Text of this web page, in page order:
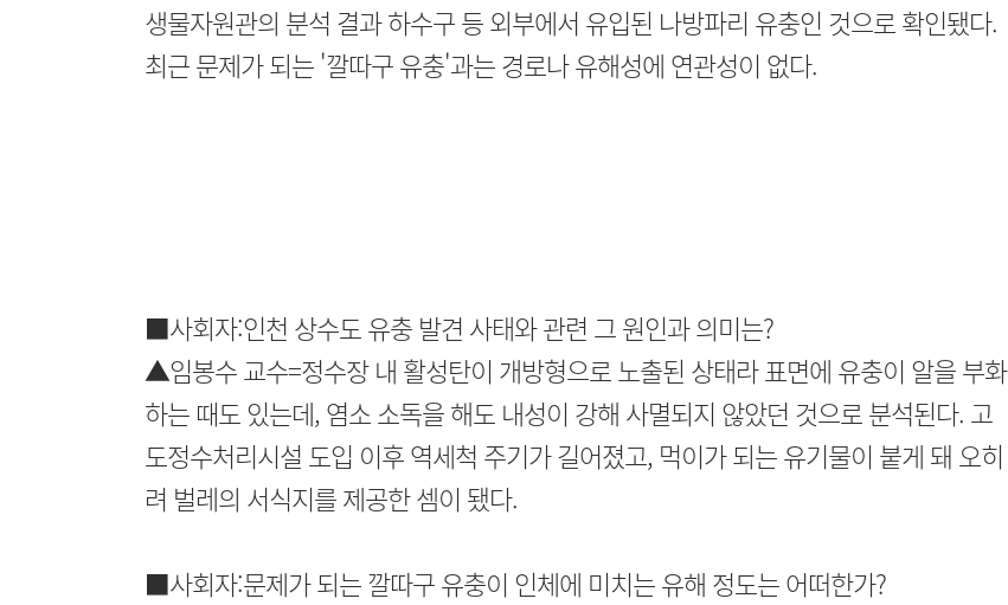
생물자원관의 분석 결과 하수구 등 외부에서 유입된 나방파리 유충인 것으로 확인됐다.
최근 문제가 되는 '깔따구 유충'과는 경로나 유해성에 연관성이 없다.
■사회자:인천 상수도 유충 발견 사태와 관련 그 원인과 의미는?
▲임봉수 교수=정수장 내 활성탄이 개방형으로 노출된 상태라 표면에 유충이 알을 부화
하는 때도 있는데, 염소 소독을 해도 내성이 강해 사멸되지 않았던 것으로 분석된다. 고
도정수처리시설 도입 이후 역세척 주기가 길어졌고, 먹이가 되는 유기물이 붙게 돼 오히
려 벌레의 서식지를 제공한 셈이 됐다.
■사회자:문제가 되는 깔따구 유충이 인체에 미치는 유해 정도는 어떠한가?